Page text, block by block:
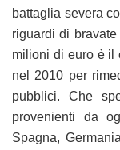
battaglia severa
riguardi di
milioni di euro è il
nel 2010 per
pubblici. Che
provenienti da
Spagna,